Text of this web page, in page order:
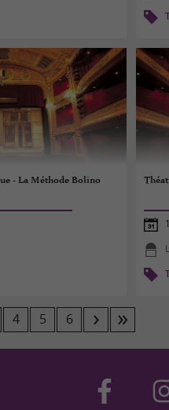
- La Méthode Bolino
4 5 6